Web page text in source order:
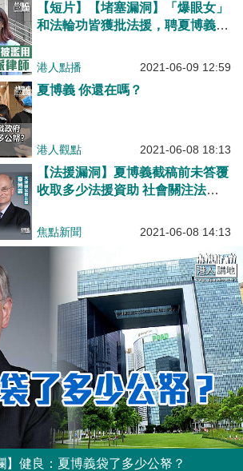
【短片】【堵塞漏洞】「爆眼女」
和法輪功皆獲批法援，聘夏博義作
潘先生：全世界沒有的怪現象、
律師
港人點播 2021-06-09 12:59
夏博義 你還在嗎？
港人觀點 2021-06-08 18:13
【法援漏洞】夏博義截稿前未答覆
收取多少法援資助 社會關注法援
焦點新聞 2021-06-08 14:13
】健良：夏博義袋了多少公帑？